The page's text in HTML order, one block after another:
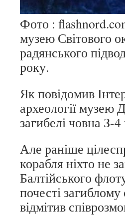
Фото :
музею Світового
радянського
року.
Як повідомив
археології
загибелі човна З-
Але раніше
корабля ніхто не
Балтійського
почесті
відмітив